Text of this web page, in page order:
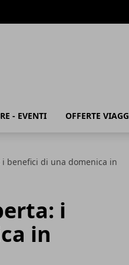
- EVENTI OFFERTE
i benefici di una domenica in
i
in